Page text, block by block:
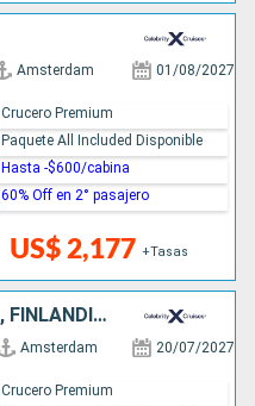
Amsterdam 01/08/2027
US$ 2,177 +Tasas
Crucero Premium
Paquete All Included Disponible
Hasta -$600/cabina
60% Off en 2° pasajero
NORUEGA, SUECIA, ESTONIA, FINLANDIA, DINAMARCA, PAISES BAJOS
Amsterdam 20/07/2027
Crucero Premium